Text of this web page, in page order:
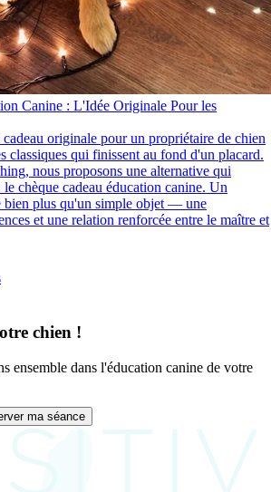
Canine : L'Idée Originale Pour les
originale pour un propriétaire de chien
classiques qui finissent au fond d'un placard.
nous proposons une alternative qui
chèque cadeau éducation canine. Un
bien plus qu'un simple objet — une
et une relation renforcée entre le maître et
chien !
ensemble dans l'éducation canine de votre
ma séance